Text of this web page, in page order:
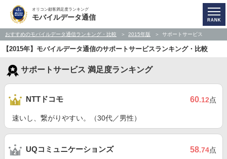
オリコン顧客満足度ランキング
モバイルデータ通信
おすすめのモバイルデータ通信ランキング・比較 2015年版 サポートサービス
【2015年】モバイルデータ通信のサポートサービスランキング・比較
サポートサービス 満足度ランキング
NTTドコモ 60.12点
速いし、繋がりやすい。（30代／男性）
UQコミュニケーションズ 58.74点